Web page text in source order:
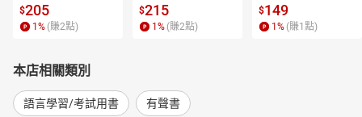
$205
1 % (賺2點)
$215
1 % (賺2點)
4【有聲書】
$149
1 % (賺1 點)
本店相關類別
語言學習/考試用書 有聲書